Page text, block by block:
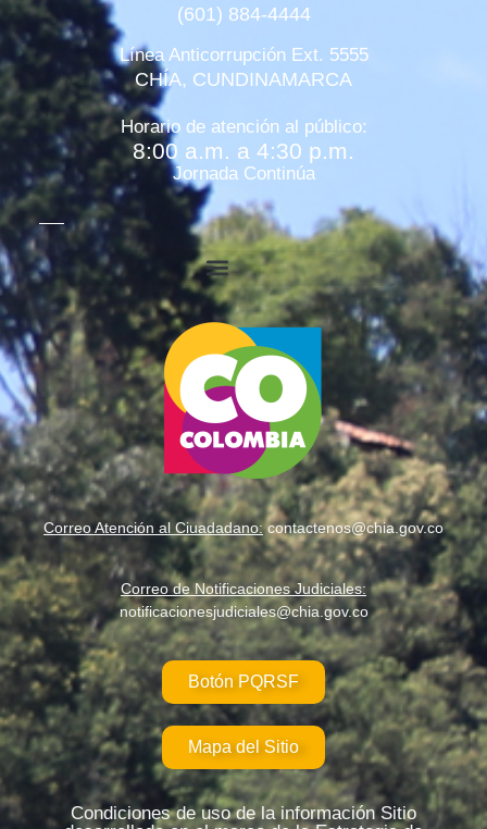
(601) 884-4444
Línea Anticorrupción Ext. 5555
CHÍA, CUNDINAMARCA
Horario de atención al público:
8:00 a.m. a 4:30 p.m.
Jornada Continúa
Correo Atención al Ciuadadano:contactenos@chia.gov.co
Correo de Notificaciones Judiciales:
notificacionesjudiciales@chia.gov.co
Botón PQRSF
Mapa del Sitio
Condiciones de uso de la información Sitio